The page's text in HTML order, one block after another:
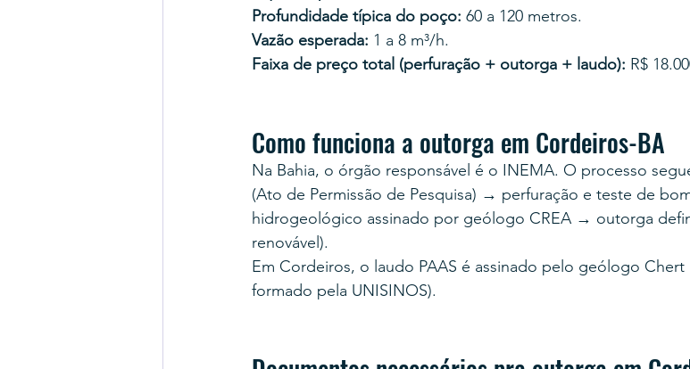
Profundidade típica do poço: 60 a 120 metros.
Vazão esperada: 1 a 8 m³/h.
Faixa de preço total (perfuração + outorga + laudo): R$
Como funciona a outorga em Cordeiros-BA
Na Bahia, o órgão responsável é o INEMA. O processo
(Ato de Permissão de Pesquisa) → perfuração e teste de
hidrogeológico assinado por geólogo CREA → outorga
renovável).
Em Cordeiros, o laudo PAAS é assinado pelo geólogo Chert
formado pela UNISINOS).